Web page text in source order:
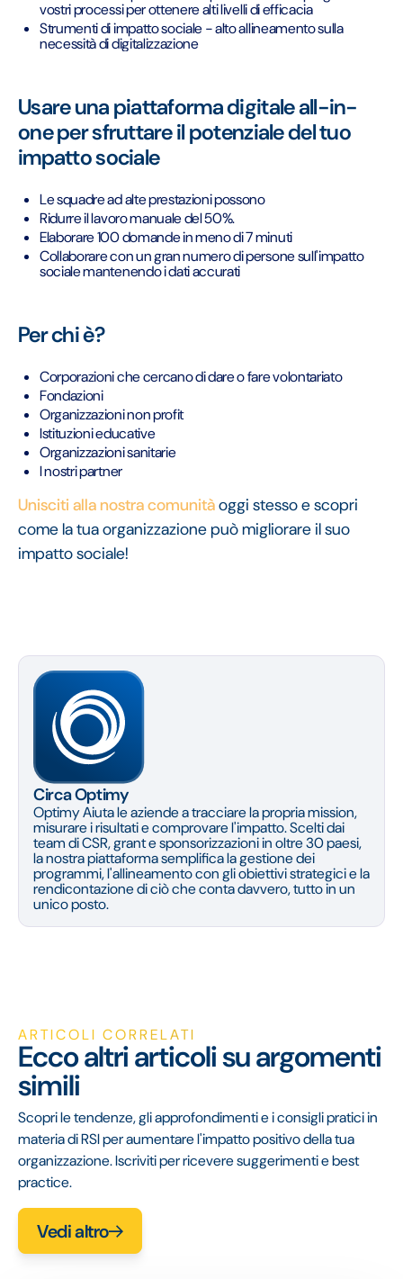
vostri processi per ottenere alti livelli di efficacia
Strumenti di impatto sociale - alto allineamento sulla
necessità di digitalizzazione
Usare una piattaforma digitale all-in-
one per sfruttare il potenziale del tuo
impatto sociale
Le squadre ad alte prestazioni possono
Ridurre il lavoro manuale del 50%.
Elaborare 100 domande in meno di 7 minuti
Collaborare con un gran numero di persone sull'impatto
sociale mantenendo i dati accurati
Per chi è?
Corporazioni che cercano di dare o fare volontariato
Fondazioni
Organizzazioni non profit
Istituzioni educative
Organizzazioni sanitarie
I nostri partner
Unisciti alla nostra comunitàoggi stesso e scopri
come la tua organizzazione può migliorare il suo
impatto sociale!
Circa Optimy
Optimy Aiuta le aziende a tracciare la propria mission,
misurare i risultati e comprovare l'impatto. Scelti dai
team di CSR, grant e sponsorizzazioni in oltre 30 paesi,
la nostra piattaforma semplifica la gestione dei
programmi, l'allineamento con gli obiettivi strategici e la
rendicontazione di ciò che conta davvero, tutto in un
unico posto.
ARTICOLI CORRELATI
Ecco altri articoli su argomenti
simili
Scopri le tendenze, gli approfondimenti e i consigli pratici in
materia di RSI per aumentare l'impatto positivo della tua
organizzazione. Iscriviti per ricevere suggerimenti e best
practice.
Vedi altro